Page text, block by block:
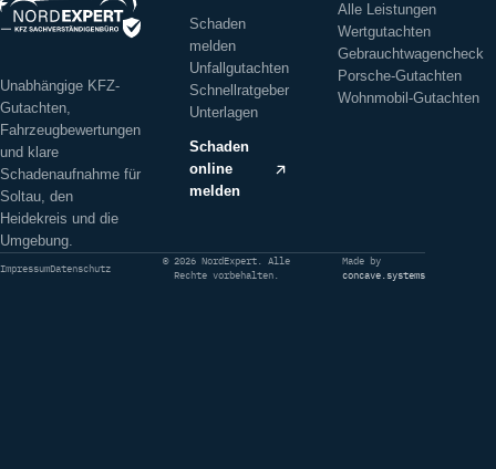
Unabhängige KFZ-
Gutachten,
Fahrzeugbewertungen
und klare
Schadenaufnahme für
Soltau, den
Heidekreis und die
Umgebung.
Schaden
melden
Unfallgutachten
Schnellratgeber
Unterlagen
Schaden
online
melden
Alle Leistungen
Wertgutachten
Gebrauchtwagencheck
Porsche-Gutachten
Wohnmobil-Gutachten
ImpressumDatenschutz
© 2026 NordExpert. Alle
Rechte vorbehalten.
Made by
concave.systems